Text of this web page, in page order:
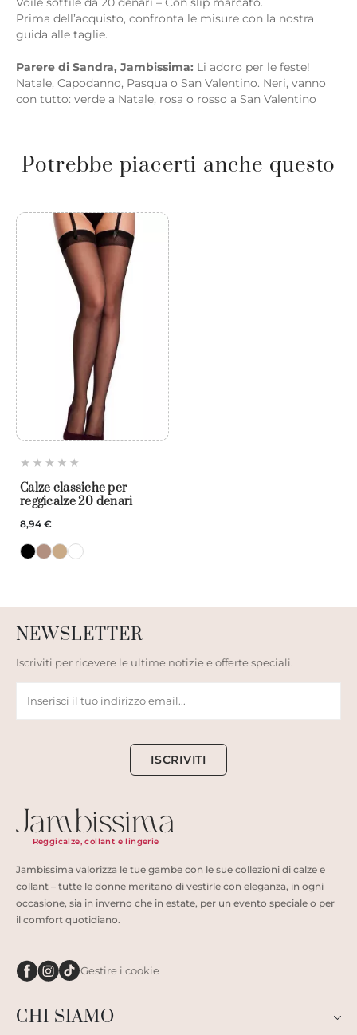
Prima dell’acquisto, confronta le misure con la nostra
guida alle taglie.
Parere di Sandra, Jambissima: Li adoro per le feste!
Natale, Capodanno, Pasqua o San Valentino. Neri, vanno
con tutto: verde a Natale, rosa o rosso a San Valentino
Potrebbe piacerti anche questo
Calze classiche per
reggicalze 20 denari
8,94 €
NEWSLETTER
Iscriviti per ricevere le ultime notizie e offerte speciali.
ISCRIVITI
Reggicalze, collant e lingerie
Jambissima valorizza le tue gambe con le sue collezioni di calze e
collant – tutte le donne meritano di vestirle con eleganza, in ogni
occasione, sia in inverno che in estate, per un evento speciale o per
il comfort quotidiano.
Gestire i cookie
CHI SIAMO